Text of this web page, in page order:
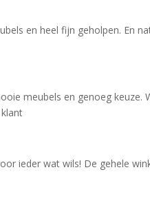
en heel fijn geholpen. En
meubels en genoeg
ieder wat wils! De gehele